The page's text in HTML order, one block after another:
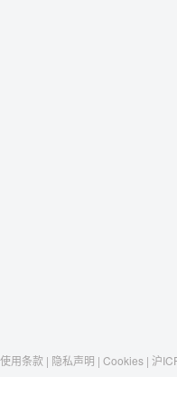
使用条款 | 隐私声明 | Cookies | 沪